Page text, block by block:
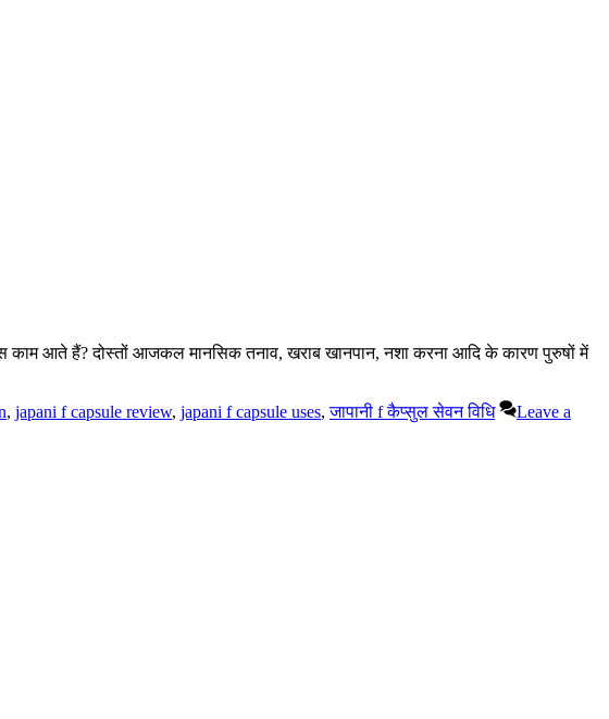
आते हैं? दोस्तों आजकल मानसिक तनाव, खराब खानपान, नशा करना आदि के कारण पुरुषों में
, japani f capsule review, japani f capsule uses,जापानी f कैप्सुल सेवन विधि
Leave a